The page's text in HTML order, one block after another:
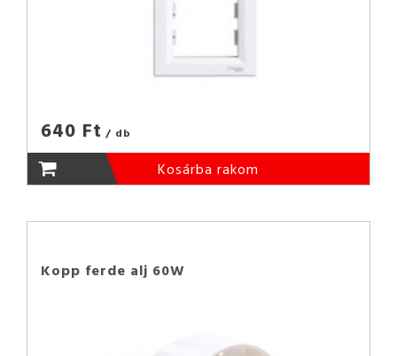
640 Ft / db
Kosárba rakom
Kopp ferde alj 60W